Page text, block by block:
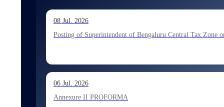
13 Jul. 2026
Allocation of Executive Assistant recommended for
10 Jul. 2026
Allocation of Tax Assistant recommended for appointment
08 Jul. 2026
Posting of Superintendent of Bengaluru Central Tax Zone
06 Jul. 2026
Annexure II PROFORMA